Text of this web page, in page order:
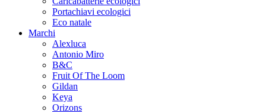
Portachiavi ecologici
Eco natale
Marchi
Alexluca
Antonio Miro
B&C
Fruit Of The Loom
Gildan
Keya
Orizons